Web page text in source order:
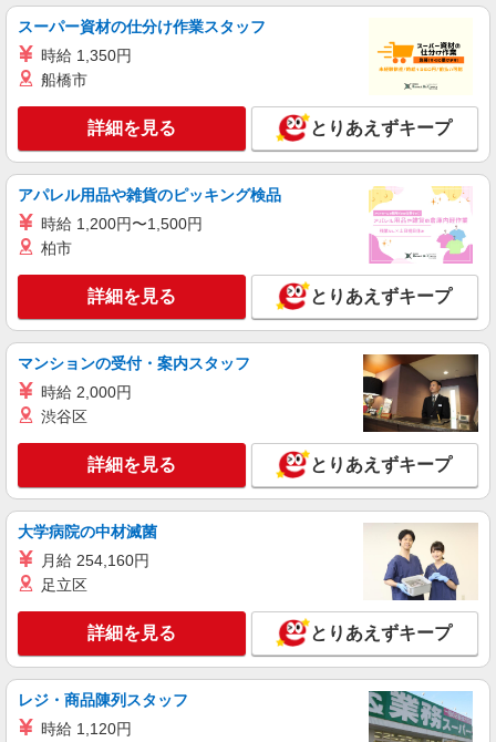
会社栗本鐵工所 本社
キープ 詳細を見る
派遣社員
株式会社クレセント
私立保育園での調理補助
時給 1,3７0円
大阪府大阪市西区新町4丁目5-5
詳細を見る
私立保育園での調理補助業務
大阪府大阪市西区新町4丁目2-12
キープ 詳細を見る
スーパー資材の仕分け作業スタッフ
時給 1,350円
船橋市
詳細を見る とりあえずキープ
アパレル用品や雑貨のピッキング検品
時給 1,200円〜1,500円
柏市
詳細を見る とりあえずキープ
マンションの受付・案内スタッフ
時給 2,000円
渋谷区
詳細を見る とりあえずキープ
大学病院の中材滅菌
月給 254,160円
足立区
詳細を見る とりあえずキープ
レジ・商品陳列スタッフ
時給 1,120円